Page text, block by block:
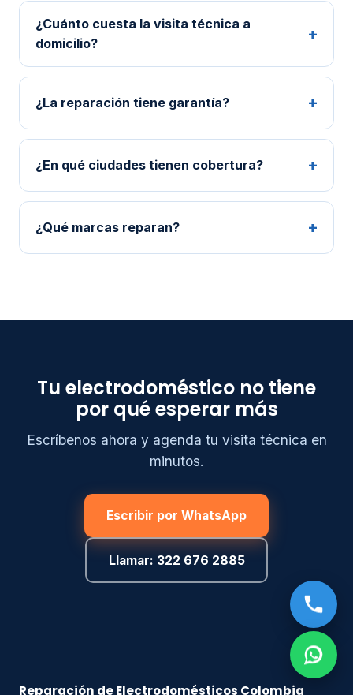
¿Cuánto cuesta la visita técnica a
domicilio?
¿La reparación tiene garantía?
¿En qué ciudades tienen cobertura?
¿Qué marcas reparan?
Tu electrodoméstico no tiene
por qué esperar más
Escríbenos ahora y agenda tu visita técnica en
minutos.
Escribir por WhatsApp
Llamar: 322 676 2885
Reparación de Electrodomésticos Colombia